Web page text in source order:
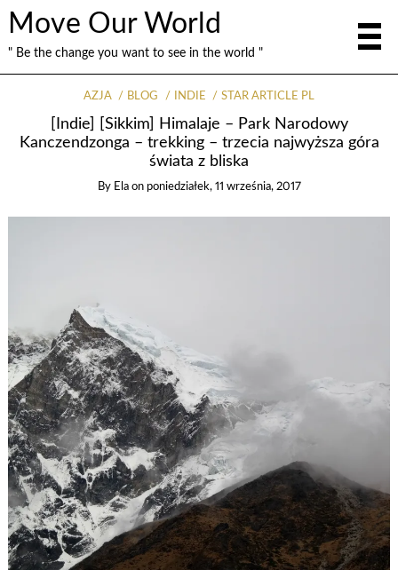
Move Our World
" Be the change you want to see in the world "
AZJA BLOG INDIE STAR ARTICLE PL
[Indie] [Sikkim] Himalaje – Park Narodowy
Kanczendzonga – trekking – trzecia najwyższa góra
świata z bliska
By Ela on poniedziałek, 11 września, 2017